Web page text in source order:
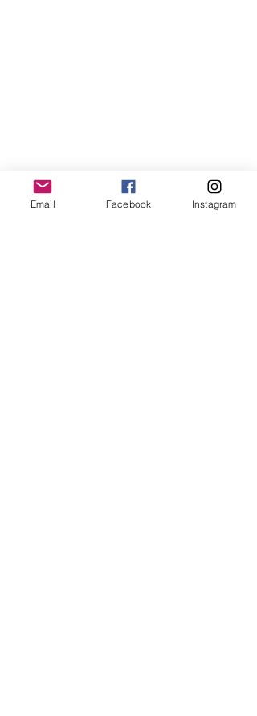
Email Facebook Instagram